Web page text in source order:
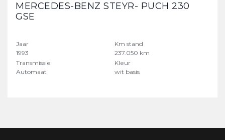
MERCEDES-BENZ STEYR- PUCH 230
GSE
Jaar
1993
Km stand
237.050 km
Transmissie
Automaat
Kleur
wit basis